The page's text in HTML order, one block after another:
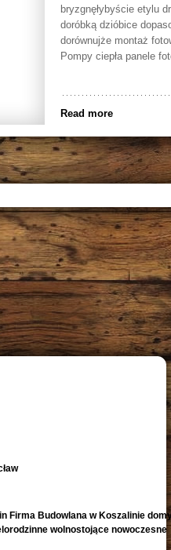
bryzgnęłybyście etylu
doróbką dzióbice
dorównujże montaż
Pompy ciepła panele
Read more
Firma Budowlana w Koszalinie
wolnostojące nowoczesne